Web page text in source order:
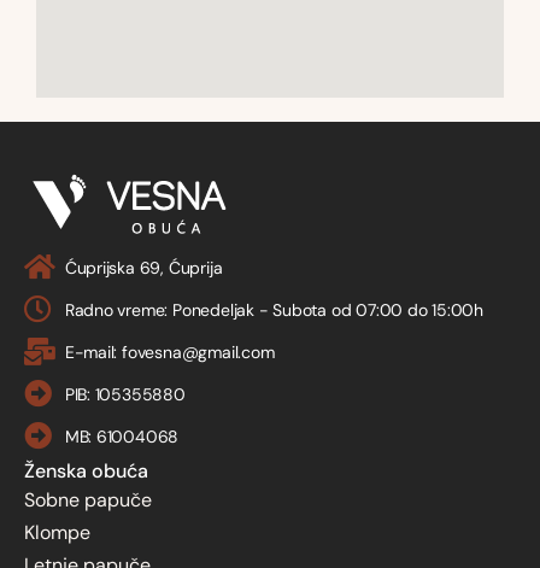
Ćuprijska 69, Ćuprija
Radno vreme: Ponedeljak - Subota od 07:00 do 15:00h
E-mail: fovesna@gmail.com
PIB: 105355880
MB: 61004068
Ženska obuća
Sobne papuče
Klompe